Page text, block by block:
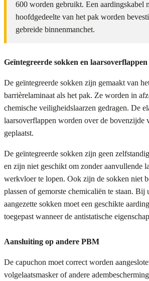
600 worden gebruikt. Een aardingskabel
hoofdgedeelte van het pak worden
gebreide binnenmanchet.
Geïntegreerde sokken en laarsoverflappen
De geïntegreerde sokken zijn gemaakt van
barrièrelaminaat als het pak. Ze worden in
chemische veiligheidslaarzen gedragen. De
laarsoverflappen worden over de bovenzijde
geplaatst.
De geïntegreerde sokken zijn geen
en zijn niet geschikt om zonder aanvullende
werkvloer te lopen. Ook zijn de sokken niet
plassen of gemorste chemicaliën te staan. Bij
aangezette sokken moet een geschikte
toegepast wanneer de antistatische
Aansluiting op andere PBM
De capuchon moet correct worden
volgelaatsmasker of andere